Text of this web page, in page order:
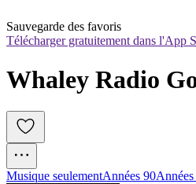
Sauvegarde des favoris
Télécharger gratuitement dans l'App
Whaley Radio
Musique seulementAnnées 90